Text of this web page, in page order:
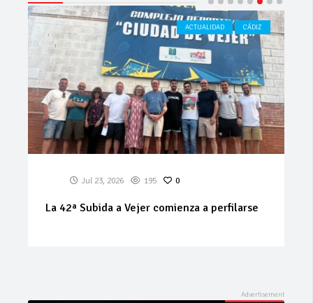
ACTUALIDAD CÁDIZ
Jul 23, 2026 195 0
La 42ª Subida a Vejer comienza a perfilarse